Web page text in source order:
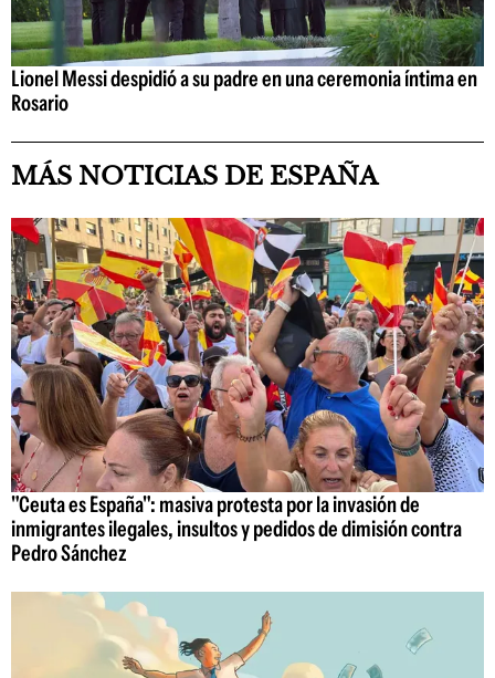
Lionel Messi despidió a su padre en una ceremonia íntima en
Rosario
MÁS NOTICIAS DE ESPAÑA
"Ceuta es España": masiva protesta por la invasión de
inmigrantes ilegales, insultos y pedidos de dimisión contra
Pedro Sánchez